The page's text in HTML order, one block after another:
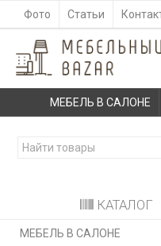
Фото Статьи
МЕБЕЛЬ В САЛОНЕ
КАТАЛОГ
МЕБЕЛЬ В САЛОНЕ